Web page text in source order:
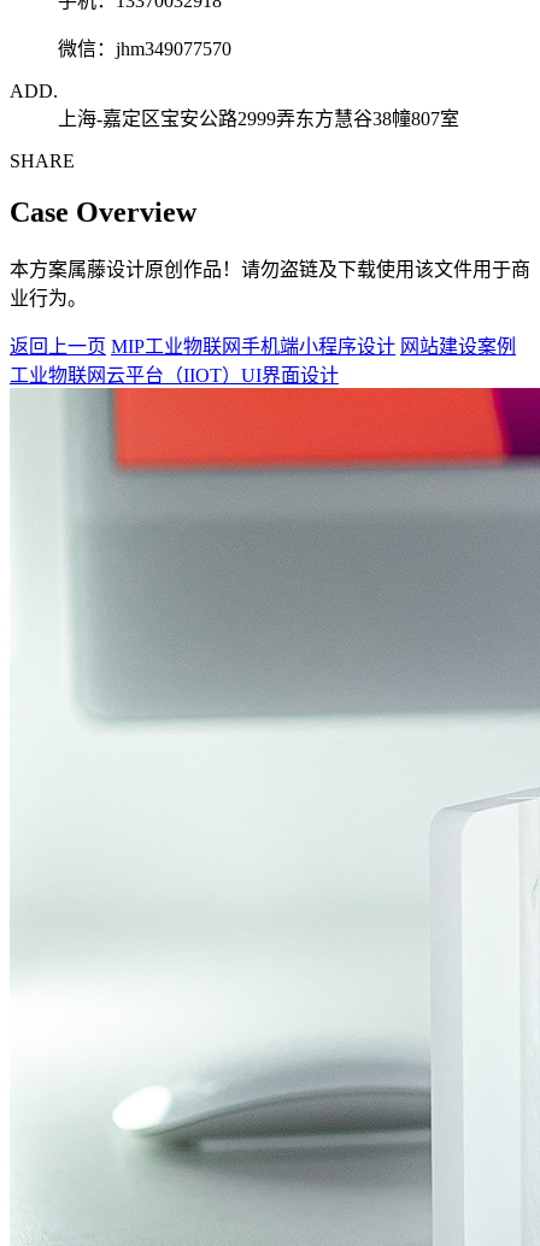
微信：jhm349077570
ADD.
上海-嘉定区宝安公路2999弄东方慧谷38幢807室
SHARE
Case Overview
本方案属藤设计原创作品！请勿盗链及下载使用该文件用于商
业行为。
返回上一页 MIP工业物联网手机端小程序设计 网站建设案例
工业物联网云平台（IIOT）UI界面设计